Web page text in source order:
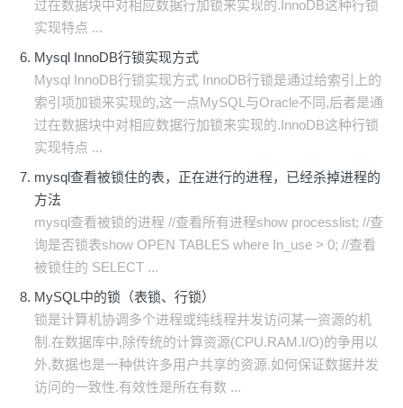
过在数据块中对相应数据行加锁来实现的.InnoDB这种行锁
实现特点 ...
Mysql InnoDB行锁实现方式
Mysql InnoDB行锁实现方式 InnoDB行锁是通过给索引上的
索引项加锁来实现的,这一点MySQL与Oracle不同,后者是通
过在数据块中对相应数据行加锁来实现的.InnoDB这种行锁
实现特点 ...
mysql查看被锁住的表，正在进行的进程，已经杀掉进程的
方法
mysql查看被锁的进程 //查看所有进程show processlist; //查
询是否锁表show OPEN TABLES where In_use > 0; //查看
被锁住的 SELECT ...
MySQL中的锁（表锁、行锁）
锁是计算机协调多个进程或纯线程并发访问某一资源的机
制.在数据库中,除传统的计算资源(CPU.RAM.I/O)的争用以
外,数据也是一种供许多用户共享的资源.如何保证数据并发
访问的一致性.有效性是所在有数 ...